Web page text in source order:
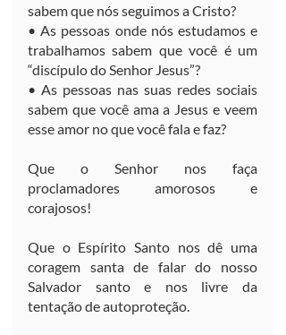
sabem que nós seguimos a Cristo?
• As pessoas onde nós estudamos e
trabalhamos sabem que você é um
“discípulo do Senhor Jesus”?
• As pessoas nas suas redes sociais
sabem que você ama a Jesus e veem
esse amor no que você fala e faz?
Que o Senhor nos faça
proclamadores amorosos e
corajosos!
Que o Espírito Santo nos dê uma
coragem santa de falar do nosso
Salvador santo e nos livre da
tentação de autoproteção.